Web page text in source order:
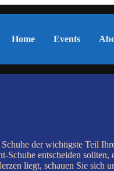
Home Events
der wichtigste Teil
entscheiden
liegt, schauen Sie sich